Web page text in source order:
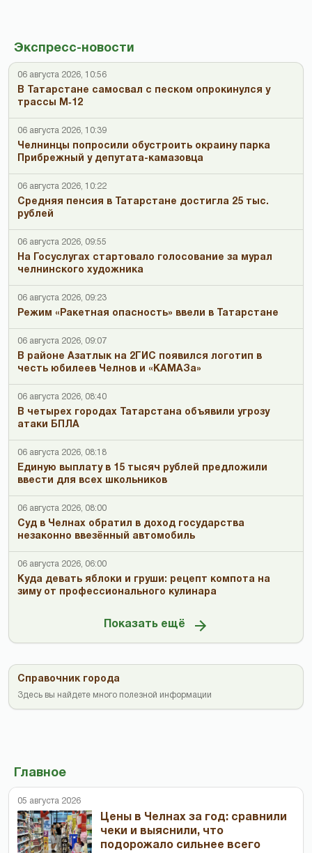
Экспресс-новости
06 августа 2026, 10:56
В Татарстане самосвал с песком опрокинулся у
трассы М‑12
06 августа 2026, 10:39
Челнинцы попросили обустроить окраину парка
Прибрежный у депутата-камазовца
06 августа 2026, 10:22
Средняя пенсия в Татарстане достигла 25 тыс.
рублей
06 августа 2026, 09:55
На Госуслугах стартовало голосование за мурал
челнинского художника
06 августа 2026, 09:23
Режим «Ракетная опасность» ввели в Татарстане
06 августа 2026, 09:07
В районе Азатлык на 2ГИС появился логотип в
честь юбилеев Челнов и «КАМАЗа»
06 августа 2026, 08:40
В четырех городах Татарстана объявили угрозу
атаки БПЛА
06 августа 2026, 08:18
Единую выплату в 15 тысяч рублей предложили
ввести для всех школьников
06 августа 2026, 08:00
Суд в Челнах обратил в доход государства
незаконно ввезённый автомобиль
06 августа 2026, 06:00
Куда девать яблоки и груши: рецепт компота на
зиму от профессионального кулинара
Показать ещё
Справочник города
Здесь вы найдете много полезной информации
Главное
05 августа 2026
Цены в Челнах за год: сравнили
чеки и выяснили, что
подорожало сильнее всего